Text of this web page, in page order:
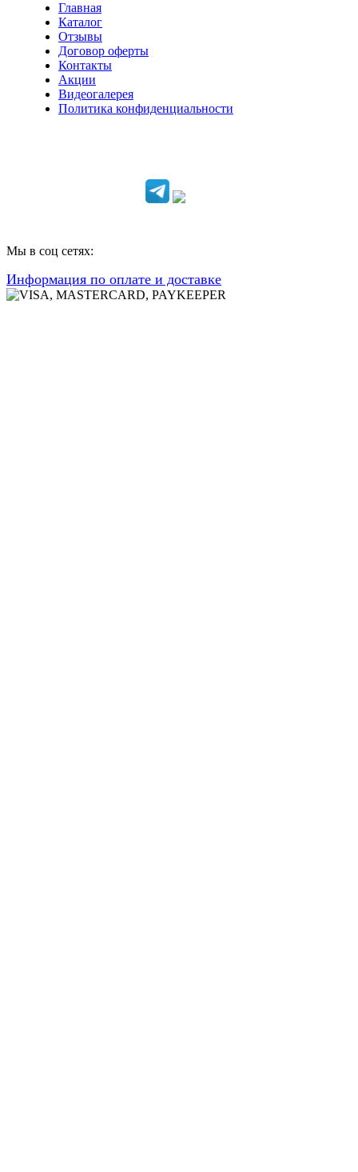
Главная
Каталог
Отзывы
Договор оферты
Контакты
Акции
Видеогалерея
Политика конфиденциальности
Мы в соц сетях:
Информация по оплате и доставке